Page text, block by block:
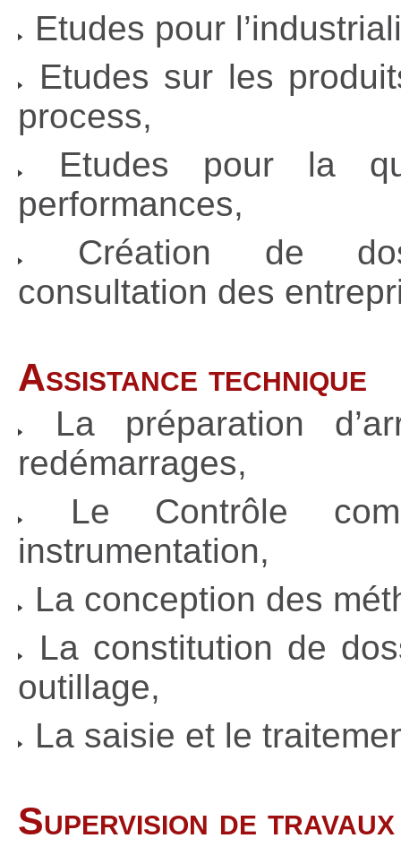
Etudes pour
Etudes sur les
process,
Etudes pour la
performances,
Création de
consultation des
Assistance technique
La préparation
redémarrages,
Le Contrôle
instrumentation,
La conception des
La constitution de
outillage,
La saisie et le
Supervision de travaux